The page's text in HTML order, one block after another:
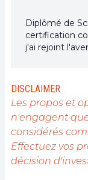
Diplômé de
certification
j'ai rejoint
l'engagement
public sur cet
Mon objectif
comprendre
opportunités
de fournir une
décrypter les
DISCLAIMER
Les propos et
n'engagent
considérés
Effectuez vos
décision